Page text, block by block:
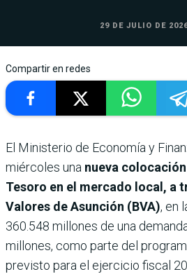
29 DE JULIO DE
Compartir en redes
El Ministerio de Economía y
miércoles una nueva
Tesoro en el mercado local, a
Valores de Asunción (BVA), en
360.548 millones de una
millones, como parte del
previsto para el ejercicio fiscal